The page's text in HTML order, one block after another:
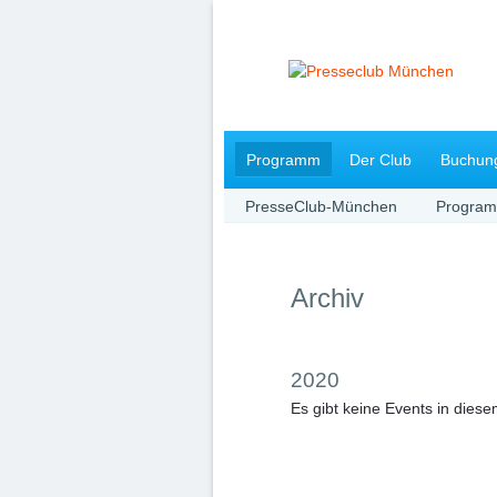
Navigation
überspringen
Programm Der Club
PresseClub-München
Archiv
2020
Es gibt keine Events in